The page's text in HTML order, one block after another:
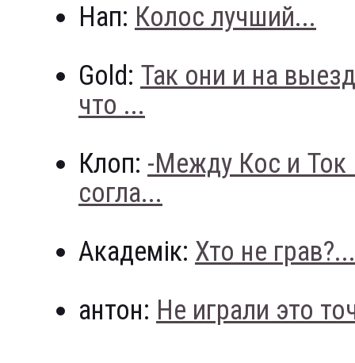
Нап: Колос лучший...
Gold: Так они и на
что ...
Клоп: -Между Кос и
согла...
Академік: Хто не грав?...
антон: Не играли это